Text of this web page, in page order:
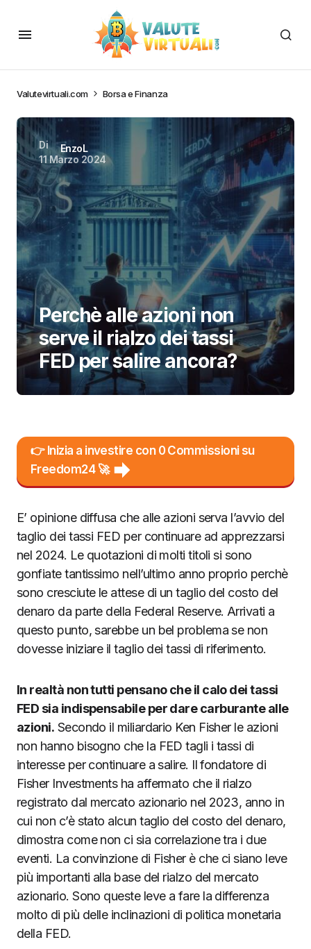
Valutevirtuali.com Borsa e Finanza
Di
EnzoL
11 Marzo 2024
Perchè alle azioni non
serve il rialzo dei tassi
FED per salire ancora?
👉 Inizia a investire con 0 Commissioni su
Freedom24 🚀
E’ opinione diffusa che alle azioni serva l’avvio del
taglio dei tassi FED per continuare ad apprezzarsi
nel 2024. Le quotazioni di molti titoli si sono
gonfiate tantissimo nell’ultimo anno proprio perchè
sono cresciute le attese di un taglio del costo del
denaro da parte della Federal Reserve. Arrivati a
questo punto, sarebbe un bel problema se non
dovesse iniziare il taglio dei tassi di riferimento.
In realtà non tutti pensano che il calo dei tassi
FED sia indispensabile per dare carburante alle
azioni. Secondo il miliardario Ken Fisher le azioni
non hanno bisogno che la FED tagli i tassi di
interesse per continuare a salire. Il fondatore di
Fisher Investments ha affermato che il rialzo
registrato dal mercato azionario nel 2023, anno in
cui non c’è stato alcun taglio del costo del denaro,
dimostra come non ci sia correlazione tra i due
eventi. La convinzione di Fisher è che ci siano leve
più importanti alla base del rialzo del mercato
azionario. Sono queste leve a fare la differenza
molto di più delle inclinazioni di politica monetaria
della FED.